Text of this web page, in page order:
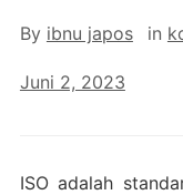
By ibnu japos in
Juni 2, 2023
ISO adalah